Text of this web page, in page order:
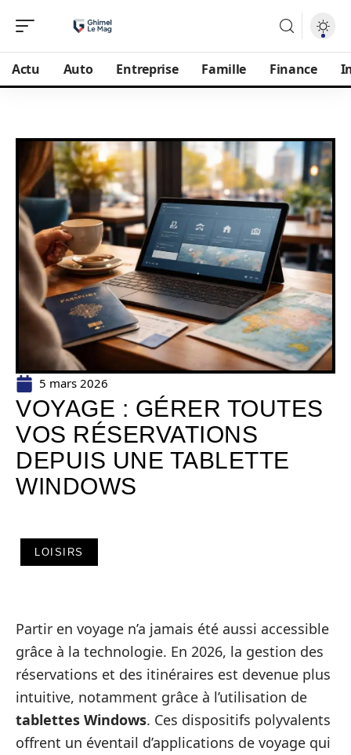
Actu Auto Entreprise Famille Finance
5 mars 2026
VOYAGE : GÉRER TOUTES
VOS RÉSERVATIONS
DEPUIS UNE TABLETTE
WINDOWS
LOISIRS
Partir en voyage n’a jamais été aussi accessible
grâce à la technologie. En 2026, la gestion des
réservations et des itinéraires est devenue plus
intuitive, notamment grâce à l’utilisation de
tablettes Windows. Ces dispositifs polyvalents
offrent un éventail d’applications de voyage qui